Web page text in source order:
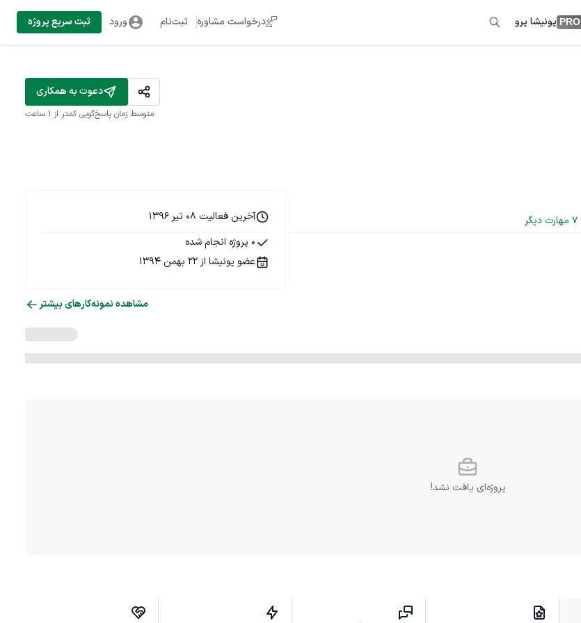
PRO پونیشا پرو درخواست مشاوره ثبت‌نام ورود ثبت سریع پروژه
دعوت به همکاری
متوسط زمان پاسخ‌گویی کمتر از 1 ساعت
7 مهارت دیگر
آخرین فعالیت 08 تیر 1396
0 پروژه انجام شده
عضو پونیشا از 22 بهمن 1394
مشاهده نمونه‌کارهای بیشتر
پروژه‌ای یافت نشد!